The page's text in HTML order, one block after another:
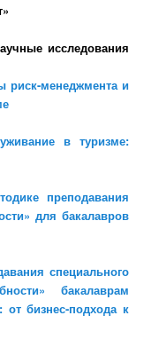
исследования
риск-менеджмента и
в туризме:
преподавания
для бакалавров
специального
бакалаврам
от бизнес-подхода к